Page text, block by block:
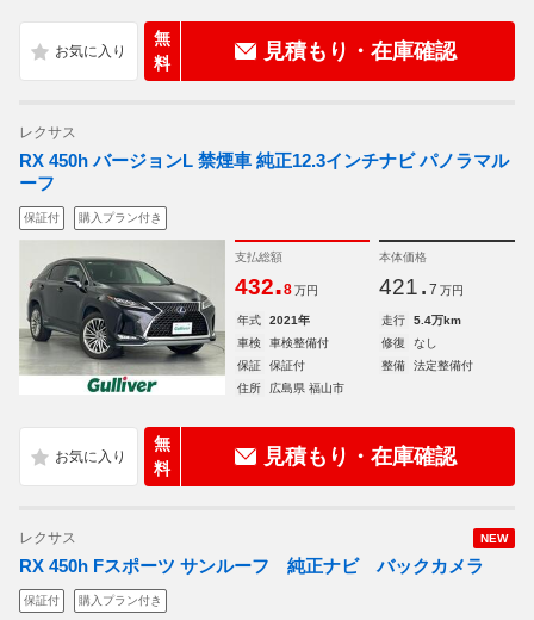
無
料
見積もり・在庫確認
レクサス
RX 450h バージョンL 禁煙車 純正12.3インチナビ パノラマル
ーフ
保証付 購入プラン付き
支払総額
432.8 万円
本体価格
421. 7 万円
年式 2021年 走行
5.4万km
車検
車検整備付 修復
なし
保証
保証付 整備
法定整備付
住所
広島県 福山市
無
料
見積もり・在庫確認
NEW
レクサス
RX 450h Fスポーツ サンルーフ 純正ナビ バックカメラ
保証付 購入プラン付き